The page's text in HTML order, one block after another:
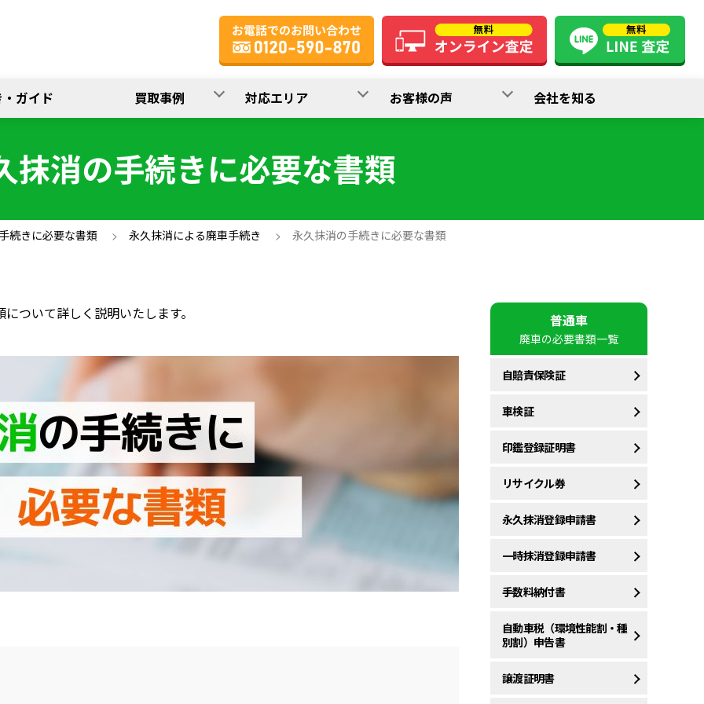
ガイド 買取事例 対応エリア お客様の声 会社を知る
抹消の手続きに必要な書類
続きに必要な書類 > 永久抹消による廃車手続き > 永久抹消の手続きに必要な書類
ついて詳しく説明いたします。 普通車
廃車の必要書類一覧
自賠責保険証
車検証
印鑑登録証明書
リサイクル券
永久抹消登録申請書
一時抹消登録申請書
手数料納付書
自動車税（環境性能割・種
別割）申告書
譲渡証明書